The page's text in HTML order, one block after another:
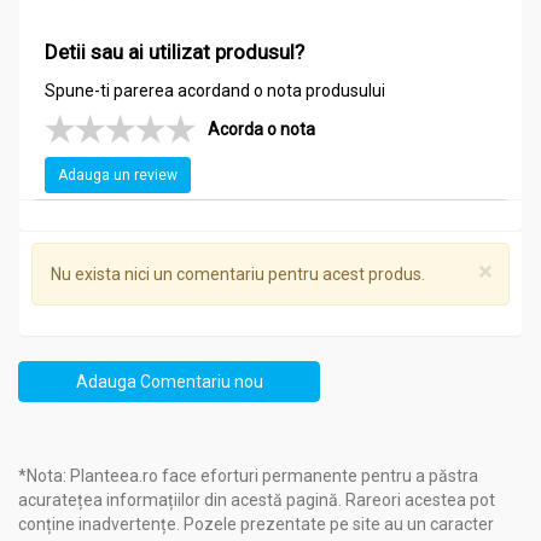
Detii sau ai utilizat produsul?
Spune-ti parerea acordand o nota produsului
Acorda o nota
Adauga un review
×
Nu exista nici un comentariu pentru acest produs.
Adauga Comentariu nou
*Nota: Planteea.ro face eforturi permanente pentru a păstra
acuratețea informațiilor din acestă pagină. Rareori acestea pot
conține inadvertențe. Pozele prezentate pe site au un caracter